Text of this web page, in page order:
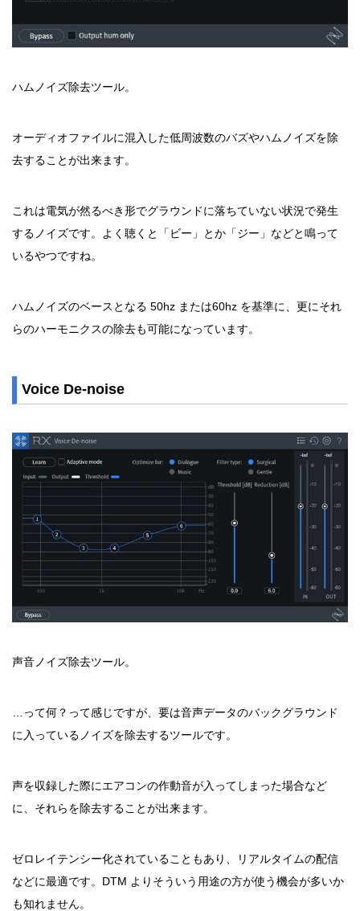
ハムノイズ除去ツール。
オーディオファイルに混入した低周波数のバズやハムノイズを除
去することが出来ます。
これは電気が然るべき形でグラウンドに落ちていない状況で発生
するノイズです。よく聴くと「ビー」とか「ジー」などと鳴って
いるやつですね。
ハムノイズのベースとなる 50hz または60hz を基準に、更にそれ
らのハーモニクスの除去も可能になっています。
Voice De-noise
声音ノイズ除去ツール。
…って何？って感じですが、要は音声データのバックグラウンド
に入っているノイズを除去するツールです。
声を収録した際にエアコンの作動音が入ってしまった場合など
に、それらを除去することが出来ます。
ゼロレイテンシー化されていることもあり、リアルタイムの配信
などに最適です。DTM よりそういう用途の方が使う機会が多いか
も知れません。